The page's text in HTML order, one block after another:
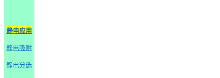
静电应用
静电吸附
静电分选